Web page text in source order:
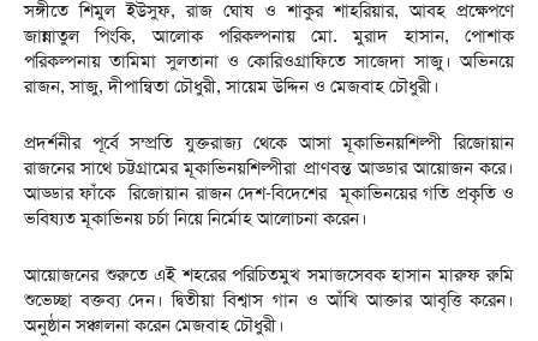
সঙ্গীতে শিমুল ইউসুফ, রাজ ঘোষ ও শাকুর শাহরিয়ার, আবহ প্রক্ষেপণে
জান্নাতুল পিংকি, আলোক পরিকল্পনায় মো. মুরাদ হাসান, পোশাক
পরিকল্পনায় তামিমা সুলতানা ও কোরিওগ্রাফিতে সাজেদা সাজু। অভিনয়ে
রাজন, সাজু, দীপান্বিতা চৌধুরী, সায়েম উদ্দিন ও মেজবাহ চৌধুরী।
প্রদর্শনীর পূর্বে সম্প্রতি যুক্তরাজ্য থেকে আসা মূকাভিনয়শিল্পী রিজোয়ান
রাজনের সাথে চট্টগ্রামের মূকাভিনয়শিল্পীরা প্রাণবন্ত আড্ডার আয়োজন করে।
আড্ডার ফাঁকে রিজোয়ান রাজন দেশ-বিদেশের মূকাভিনয়ের গতি প্রকৃতি ও
ভবিষ্যত মূকাভিনয় চর্চা নিয়ে নির্মোহ আলোচনা করেন।
আয়োজনের শুরুতে এই শহরের পরিচিতমুখ সমাজসেবক হাসান মারুফ রুমি
শুভেচ্ছা বক্তব্য দেন। দ্বিতীয়া বিশ্বাস গান ও আঁখি আক্তার আবৃত্তি করেন।
অনুষ্ঠান সঞ্চালনা করেন মেজবাহ চৌধুরী।